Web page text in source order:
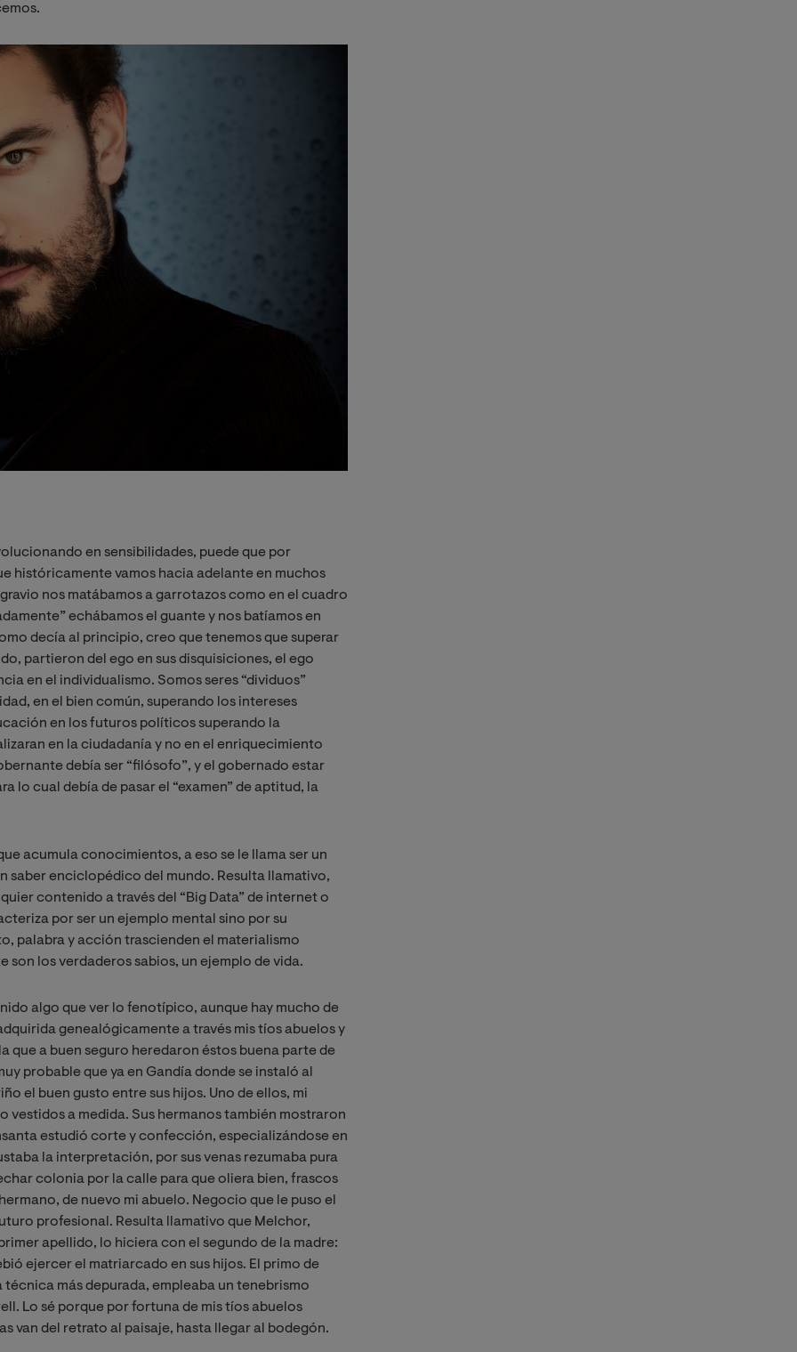
Image
en sensibilidades, puede que por
históricamente vamos hacia adelante en muchos
nos matábamos a garrotazos como en el cuadro
echábamos el guante y nos batíamos en
decía al principio, creo que tenemos que superar
partieron del ego en sus disquisiciones, el ego
en el individualismo. Somos seres “dividuos”
en el bien común, superando los intereses
en los futuros políticos superando la
en la ciudadanía y no en el enriquecimiento
debía ser “filósofo”, y el gobernado estar
lo cual debía de pasar el “examen” de aptitud, la
acumula conocimientos, a eso se le llama ser un
saber enciclopédico del mundo. Resulta llamativo,
contenido a través del “Big Data” de internet o
por ser un ejemplo mental sino por su
palabra y acción trascienden el materialismo
los verdaderos sabios, un ejemplo de vida.
algo que ver lo fenotípico, aunque hay mucho de
genealógicamente a través mis tíos abuelos y
que a buen seguro heredaron éstos buena parte de
probable que ya en Gandía donde se instaló al
el buen gusto entre sus hijos. Uno de ellos, mi
vestidos a medida. Sus hermanos también mostraron
estudió corte y confección, especializándose en
la interpretación, por sus venas rezumaba pura
colonia por la calle para que oliera bien, frascos
de nuevo mi abuelo. Negocio que le puso el
profesional. Resulta llamativo que Melchor,
apellido, lo hiciera con el segundo de la madre:
ejercer el matriarcado en sus hijos. El primo de
más depurada, empleaba un tenebrismo
Lo sé porque por fortuna de mis tíos abuelos
van del retrato al paisaje, hasta llegar al bodegón.